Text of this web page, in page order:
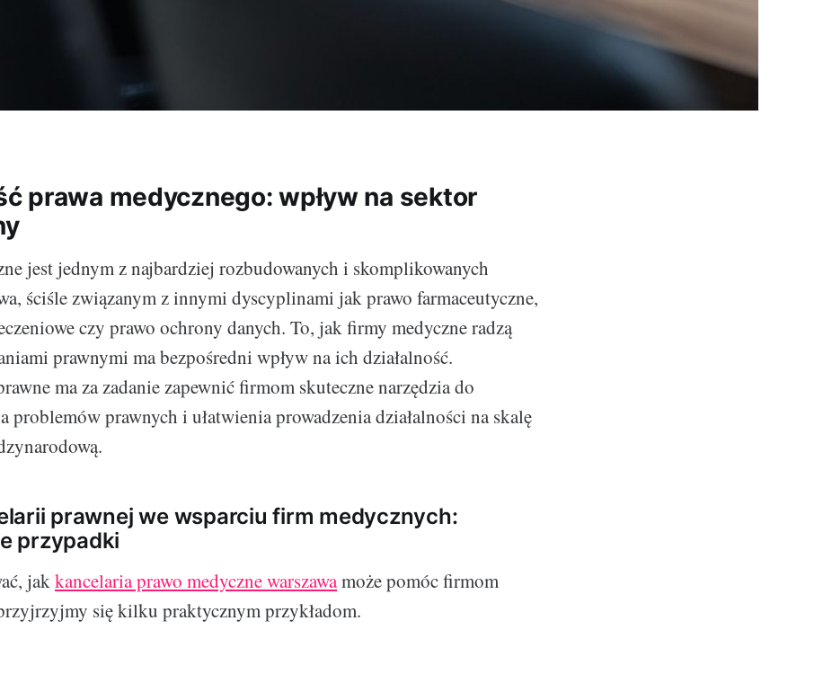
prawa medycznego: wpływ na sektor
jest jednym z najbardziej rozbudowanych i skomplikowanych
ściśle związanym z innymi dyscyplinami jak prawo farmaceutyczne,
czy prawo ochrony danych. To, jak firmy medyczne radzą
prawnymi ma bezpośredni wpływ na ich działalność.
ma za zadanie zapewnić firmom skuteczne narzędzia do
problemów prawnych i ułatwienia prowadzenia działalności na skalę
prawnej we wsparciu firm medycznych:
przypadki
jakkancelaria prawo medyczne warszawamoże pomóc firmom
się kilku praktycznym przykładom.